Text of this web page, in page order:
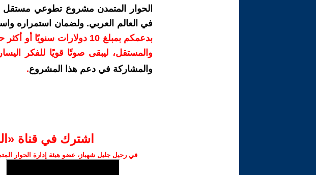
الحوار المتمدن مشروع تطوعي مستقل
في العالم العربي. ولضمان استمراره
بدعمكم بمبلغ 10 دولارات
والمستقل، ليبقى صوتًا قويًا للفكر
والمشاركة في دعم هذا المشروع.
اشترك في قناة
في رحيل جليل شهباز، عضو هيئة إدارة الحوار